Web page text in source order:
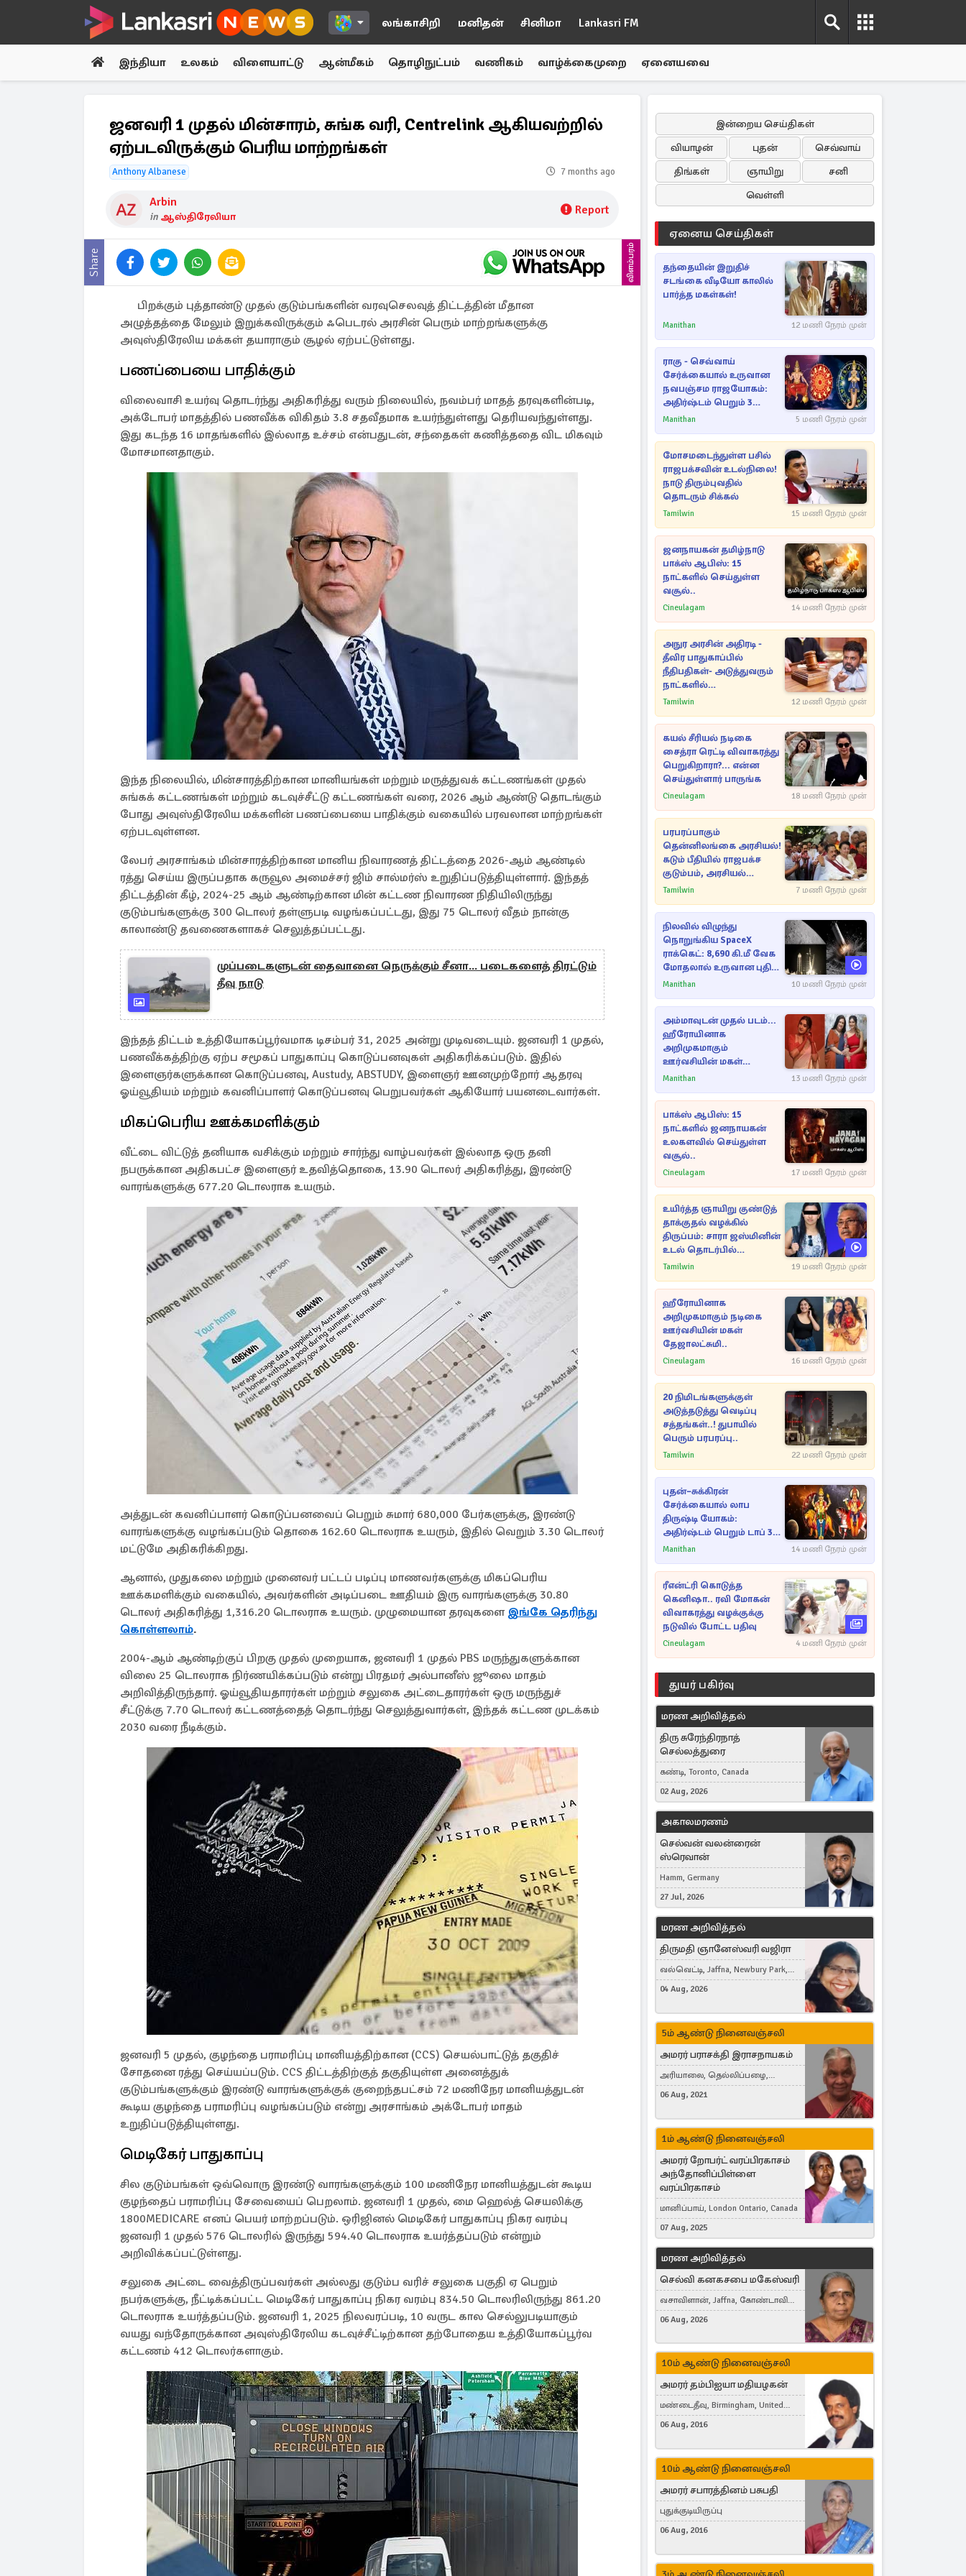
லங்காசிறி மனிதன் சினிமா Lankasri FM
இந்தியா உலகம் விளையாட்டு ஆன்மீகம் தொழிநுட்பம் வணிகம் வாழ்க்கைமுறை ஏனையவை
ஜனவரி 1 முதல் மின்சாரம், சுங்க வரி, Centrelink ஆகியவற்றில்
ஏற்படவிருக்கும் பெரிய மாற்றங்கள்
Anthony Albanese 7 months ago
Arbin
in ஆஸ்திரேலியா Report
Share விளம்பரம்
பிறக்கும் புத்தாண்டு முதல் குடும்பங்களின் வரவுசெலவுத் திட்டத்தின் மீதான
அழுத்தத்தை மேலும் இறுக்கவிருக்கும் ஃபெடரல் அரசின் பெரும் மாற்றங்களுக்கு
அவுஸ்திரேலிய மக்கள் தயாராகும் சூழல் ஏற்பட்டுள்ளது.
பணப்பையை பாதிக்கும்
விலைவாசி உயர்வு தொடர்ந்து அதிகரித்து வரும் நிலையில், நவம்பர் மாதத் தரவுகளின்படி,
அக்டோபர் மாதத்தில் பணவீக்க விகிதம் 3.8 சதவீதமாக உயர்ந்துள்ளது தெரியவந்துள்ளது.
இது கடந்த 16 மாதங்களில் இல்லாத உச்சம் என்பதுடன், சந்தைகள் கணித்ததை விட மிகவும்
மோசமானதாகும்.
இந்த நிலையில், மின்சாரத்திற்கான மானியங்கள் மற்றும் மருத்துவக் கட்டணங்கள் முதல்
சுங்கக் கட்டணங்கள் மற்றும் கடவுச்சீட்டு கட்டணங்கள் வரை, 2026 ஆம் ஆண்டு தொடங்கும்
போது அவுஸ்திரேலிய மக்களின் பணப்பையை பாதிக்கும் வகையில் பரவலான மாற்றங்கள்
ஏற்படவுள்ளன.
லேபர் அரசாங்கம் மின்சாரத்திற்கான மானிய நிவாரணத் திட்டத்தை 2026-ஆம் ஆண்டில்
ரத்து செய்ய இருப்பதாக கருவூல அமைச்சர் ஜிம் சால்மர்ஸ் உறுதிப்படுத்தியுள்ளார். இந்தத்
திட்டத்தின் கீழ், 2024-25 ஆம் ஆண்டிற்கான மின் கட்டண நிவாரண நிதியிலிருந்து
குடும்பங்களுக்கு 300 டொலர் தள்ளுபடி வழங்கப்பட்டது, இது 75 டொலர் வீதம் நான்கு
காலாண்டு தவணைகளாகச் செலுத்தப்பட்டது.
முப்படைகளுடன் தைவானை நெருக்கும் சீனா... படைகளைத் திரட்டும்
தீவு நாடு
இந்தத் திட்டம் உத்தியோகப்பூர்வமாக டிசம்பர் 31, 2025 அன்று முடிவடையும். ஜனவரி 1 முதல்,
பணவீக்கத்திற்கு ஏற்ப சமூகப் பாதுகாப்பு கொடுப்பனவுகள் அதிகரிக்கப்படும். இதில்
இளைஞர்களுக்கான கொடுப்பனவு, Austudy, ABSTUDY, இளைஞர் ஊனமுற்றோர் ஆதரவு
ஓய்வூதியம் மற்றும் கவனிப்பாளர் கொடுப்பனவு பெறுபவர்கள் ஆகியோர் பயனடைவார்கள்.
மிகப்பெரிய ஊக்கமளிக்கும்
வீட்டை விட்டுத் தனியாக வசிக்கும் மற்றும் சார்ந்து வாழ்பவர்கள் இல்லாத ஒரு தனி
நபருக்கான அதிகபட்ச இளைஞர் உதவித்தொகை, 13.90 டொலர் அதிகரித்து, இரண்டு
வாரங்களுக்கு 677.20 டொலராக உயரும்.
அத்துடன் கவனிப்பாளர் கொடுப்பனவைப் பெறும் சுமார் 680,000 பேர்களுக்கு, இரண்டு
வாரங்களுக்கு வழங்கப்படும் தொகை 162.60 டொலராக உயரும், இதில் வெறும் 3.30 டொலர்
மட்டுமே அதிகரிக்கிறது.
ஆனால், முதுகலை மற்றும் முனைவர் பட்டப் படிப்பு மாணவர்களுக்கு மிகப்பெரிய
ஊக்கமளிக்கும் வகையில், அவர்களின் அடிப்படை ஊதியம் இரு வாரங்களுக்கு 30.80
டொலர் அதிகரித்து 1,316.20 டொலராக உயரும். முழுமையான தரவுகளை இங்கே தெரிந்து
கொள்ளலாம்.
2004-ஆம் ஆண்டிற்குப் பிறகு முதல் முறையாக, ஜனவரி 1 முதல் PBS மருந்துகளுக்கான
விலை 25 டொலராக நிர்ணயிக்கப்படும் என்று பிரதமர் அல்பானீஸ் ஜூலை மாதம்
அறிவித்திருந்தார். ஓய்வூதியதாரர்கள் மற்றும் சலுகை அட்டைதாரர்கள் ஒரு மருந்துச்
சீட்டுக்கு 7.70 டொலர் கட்டணத்தைத் தொடர்ந்து செலுத்துவார்கள், இந்தக் கட்டண முடக்கம்
2030 வரை நீடிக்கும்.
ஜனவரி 5 முதல், குழந்தை பராமரிப்பு மானியத்திற்கான (CCS) செயல்பாட்டுத் தகுதிச்
சோதனை ரத்து செய்யப்படும். CCS திட்டத்திற்குத் தகுதியுள்ள அனைத்துக்
குடும்பங்களுக்கும் இரண்டு வாரங்களுக்குக் குறைந்தபட்சம் 72 மணிநேர மானியத்துடன்
கூடிய குழந்தை பராமரிப்பு வழங்கப்படும் என்று அரசாங்கம் அக்டோபர் மாதம்
உறுதிப்படுத்தியுள்ளது.
மெடிகேர் பாதுகாப்பு
சில குடும்பங்கள் ஒவ்வொரு இரண்டு வாரங்களுக்கும் 100 மணிநேர மானியத்துடன் கூடிய
குழந்தைப் பராமரிப்பு சேவையைப் பெறலாம். ஜனவரி 1 முதல், மை ஹெல்த் செயலிக்கு
1800MEDICARE எனப் பெயர் மாற்றப்படும். ஒரிஜினல் மெடிகேர் பாதுகாப்பு நிகர வரம்பு
ஜனவரி 1 முதல் 576 டொலரில் இருந்து 594.40 டொலராக உயர்த்தப்படும் என்றும்
அறிவிக்கப்பட்டுள்ளது.
சலுகை அட்டை வைத்திருப்பவர்கள் அல்லது குடும்ப வரிச் சலுகை பகுதி ஏ பெறும்
நபர்களுக்கு, நீட்டிக்கப்பட்ட மெடிகேர் பாதுகாப்பு நிகர வரம்பு 834.50 டொலரிலிருந்து 861.20
டொலராக உயர்த்தப்படும். ஜனவரி 1, 2025 நிலவரப்படி, 10 வருட கால செல்லுபடியாகும்
வயது வந்தோருக்கான அவுஸ்திரேலிய கடவுச்சீட்டிற்கான தற்போதைய உத்தியோகப்பூர்வ
கட்டணம் 412 டொலர்களாகும்.
இன்றைய செய்திகள்
வியாழன்
புதன்
செவ்வாய்
திங்கள்
ஞாயிறு
சனி
வெள்ளி
ஏனைய செய்திகள்
தந்தையின் இறுதிச்
சடங்கை வீடியோ காலில்
பார்த்த மகள்கள்!
Manithan 12 மணி நேரம் முன்
ராகு - செவ்வாய்
சேர்க்கையால் உருவான
நவபஞ்சம ராஜயோகம்:
அதிர்ஷ்டம் பெறும் 3
ராசிகள்!
Manithan 5 மணி நேரம் முன்
மோசமடைந்துள்ள பசில்
ராஜபக்சவின் உடல்நிலை!
நாடு திரும்புவதில்
தொடரும் சிக்கல்
Tamilwin 15 மணி நேரம் முன்
ஜனநாயகன் தமிழ்நாடு
பாக்ஸ் ஆபிஸ்: 15
நாட்களில் செய்துள்ள
வசூல்..
Cineulagam 14 மணி நேரம் முன்
அநுர அரசின் அதிரடி -
தீவிர பாதுகாப்பில்
நீதிபதிகள்- அடுத்துவரும்
நாட்களில்
அம்பலமாகவுள்ள ரகசியம்
Tamilwin 12 மணி நேரம் முன்
கயல் சீரியல் நடிகை
சைத்ரா ரெட்டி விவாகரத்து
பெறுகிறாரா?... என்ன
செய்துள்ளார் பாருங்க
Cineulagam 18 மணி நேரம் முன்
பரபரப்பாகும்
தென்னிலங்கை அரசியல்!
கடும் பீதியில் ராஜபக்ச
குடும்பம், அரசியல்
நட்புகள்
Tamilwin 7 மணி நேரம் முன்
நிலவில் விழுந்து
நொறுங்கிய SpaceX
ராக்கெட்: 8,690 கி.மீ வேக
மோதலால் உருவான புதிய
பள்ளம்!
Manithan 10 மணி நேரம் முன்
அம்மாவுடன் முதல் படம்...
ஹீரோயினாக
அறிமுகமாகும்
ஊர்வசியின் மகள்
தேஜலட்சுமி!
Manithan 13 மணி நேரம் முன்
பாக்ஸ் ஆபிஸ்: 15
நாட்களில் ஜனநாயகன்
உலகளவில் செய்துள்ள
வசூல்..
Cineulagam 17 மணி நேரம் முன்
உயிர்த்த ஞாயிறு குண்டுத்
தாக்குதல் வழக்கில்
திருப்பம்: சாரா ஜஸ்மினின்
உடல் தொடர்பில்
நீதிமன்றத்தில் வெளியான
Tamilwin 19 மணி நேரம் முன்
ஹீரோயினாக
அறிமுகமாகும் நடிகை
ஊர்வசியின் மகள்
தேஜாலட்சுமி..
Cineulagam 16 மணி நேரம் முன்
20 நிமிடங்களுக்குள்
அடுத்தடுத்து வெடிப்பு
சத்தங்கள்..! துபாயில்
பெரும் பரபரப்பு..
Tamilwin 22 மணி நேரம் முன்
புதன்–சுக்கிரன்
சேர்க்கையால் லாப
திருஷ்டி யோகம்:
அதிர்ஷ்டம் பெறும் டாப் 3
ராசிகள்!
Manithan 14 மணி நேரம் முன்
ரீஎன்ட்ரி கொடுத்த
கெனிஷா.. ரவி மோகன்
விவாகரத்து வழக்குக்கு
நடுவில் போட்ட பதிவு
Cineulagam 4 மணி நேரம் முன்
துயர் பகிர்வு
மரண அறிவித்தல்
திரு சுரேந்திரநாத்
செல்லத்துரை
கண்டி, Toronto, Canada
02 Aug, 2026
அகாலமரணம்
செல்வன் வலன்ரைன்
ஸ்ரெவான்
Hamm, Germany
27 Jul, 2026
மரண அறிவித்தல்
திருமதி ஞானேஸ்வரி வஜிரா
வல்வெட்டி, Jaffna, Newbury Park,
United Kingdom
04 Aug, 2026
5ம் ஆண்டு நினைவஞ்சலி
அமரர் பராசக்தி இராசநாயகம்
அரியாலை, தெல்லிப்பழை,
Montreal, Canada
06 Aug, 2021
1ம் ஆண்டு நினைவஞ்சலி
அமரர் றோபர்ட் வரப்பிரகாசம்
அந்தோனிப்பிள்ளை
வரப்பிரகாசம்
மானிப்பாய், London Ontario, Canada
07 Aug, 2025
மரண அறிவித்தல்
செல்வி கனகசபை மகேஸ்வரி
வசாவிளான், Jaffna, கோண்டாவில்
கிழக்கு
06 Aug, 2026
10ம் ஆண்டு நினைவஞ்சலி
அமரர் தம்பிஐயா மதியழகன்
மண்டைதீவு, Birmingham, United
Kingdom
06 Aug, 2016
10ம் ஆண்டு நினைவஞ்சலி
அமரர் சபாரத்தினம் பசுபதி
புதுக்குடியிருப்பு
06 Aug, 2016